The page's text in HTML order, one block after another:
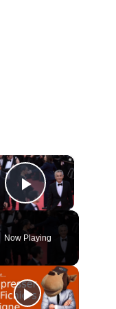
×
Play Video
Now Playing